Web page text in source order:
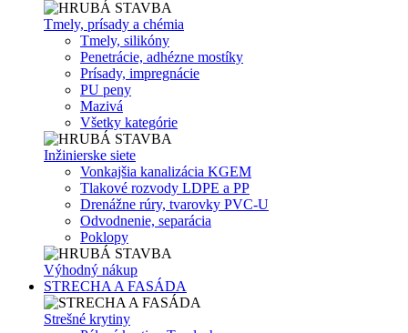
Tmely, prísady a chémia
Tmely, silikóny
Penetrácie, adhézne mostíky
Prísady, impregnácie
PU peny
Mazivá
Všetky kategórie
Inžinierske siete
Vonkajšia kanalizácia KGEM
Tlakové rozvody LDPE a PP
Drenážne rúry, tvarovky PVC-U
Odvodnenie, separácia
Poklopy
Výhodný nákup
STRECHA A FASÁDA
Strešné krytiny